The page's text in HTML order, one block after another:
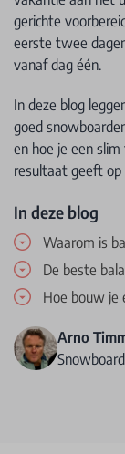
gerichte
eerste twee
vanaf dag één.
In deze blog
goed
en hoe je een
resultaat geeft op
In deze blog
Waarom is
De beste
Hoe bouw je
Arno